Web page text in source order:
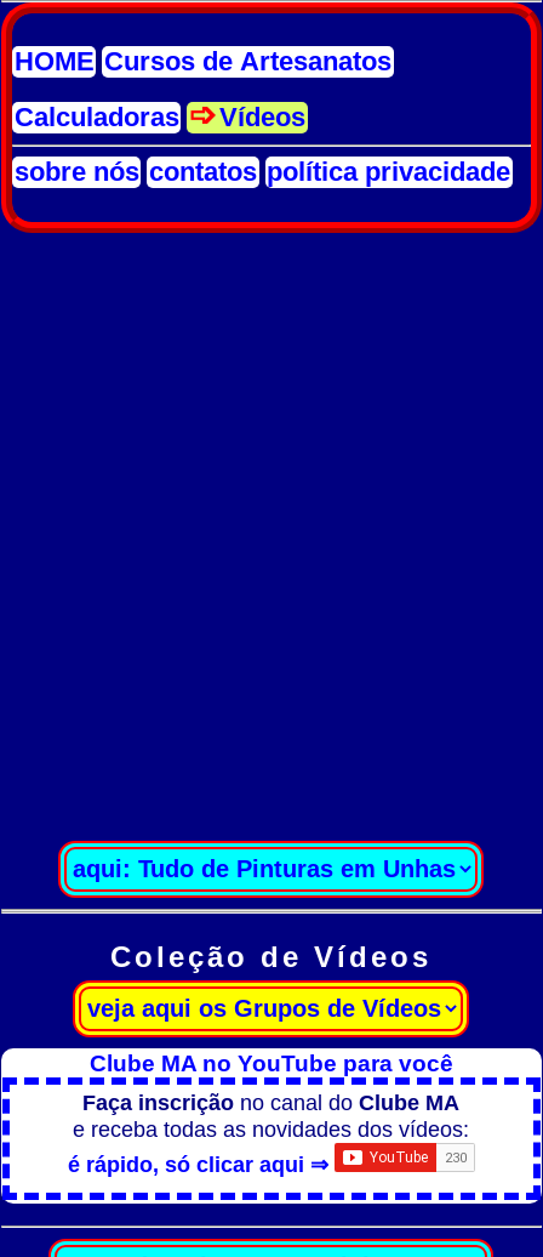
HOME Cursos de Artesanatos
Calculadoras
Vídeos
sobre nós contatos política privacidade
Coleção de Vídeos
Clube MA no YouTube para você
Faça inscrição no canal doClube MA
e receba todas as novidades dos vídeos:
é rápido, só clicar aqui ⇒